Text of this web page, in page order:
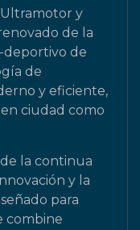
Ultramotor y
de la
deportivo de
de
y eficiente,
ciudad como
la continua
y la
para
combine